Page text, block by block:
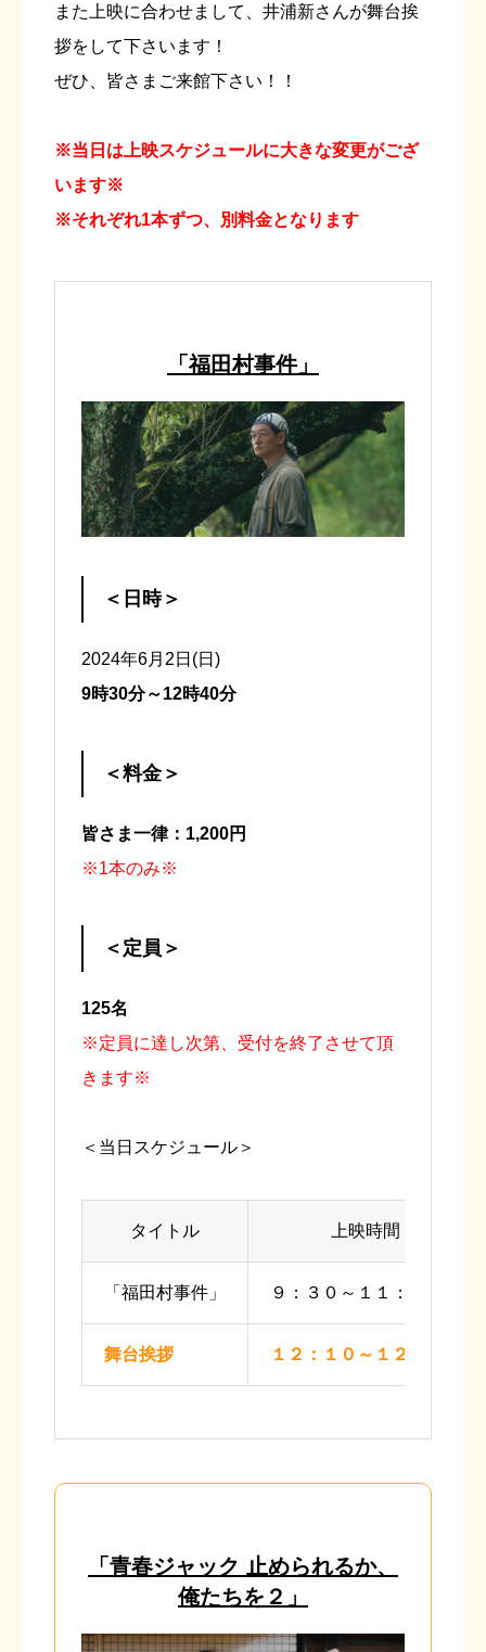
また上映に合わせまして、井浦新さんが舞台挨
拶をして下さいます！
ぜひ、皆さまご来館下さい！！
※当日は上映スケジュールに大きな変更がござ
います※
※それぞれ1本ずつ、別料金となります
「福田村事件」
＜日時＞
2024年6月2日(日)
9時30分～12時40分
＜料金＞
皆さま一律：1,200円
※1本のみ※
＜定員＞
125名
※定員に達し次第、受付を終了させて頂
きます※
＜当日スケジュール＞
タイトル 上映時間
「福田村事件」 ９：３０～１１：５５
舞台挨拶 １２：１０～１２：４０
「青春ジャック 止められるか、
俺たちを２」